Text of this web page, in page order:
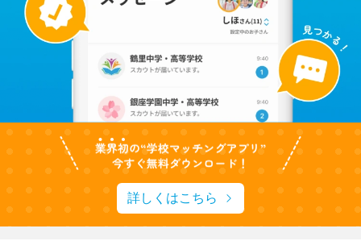
詳しくはこちら